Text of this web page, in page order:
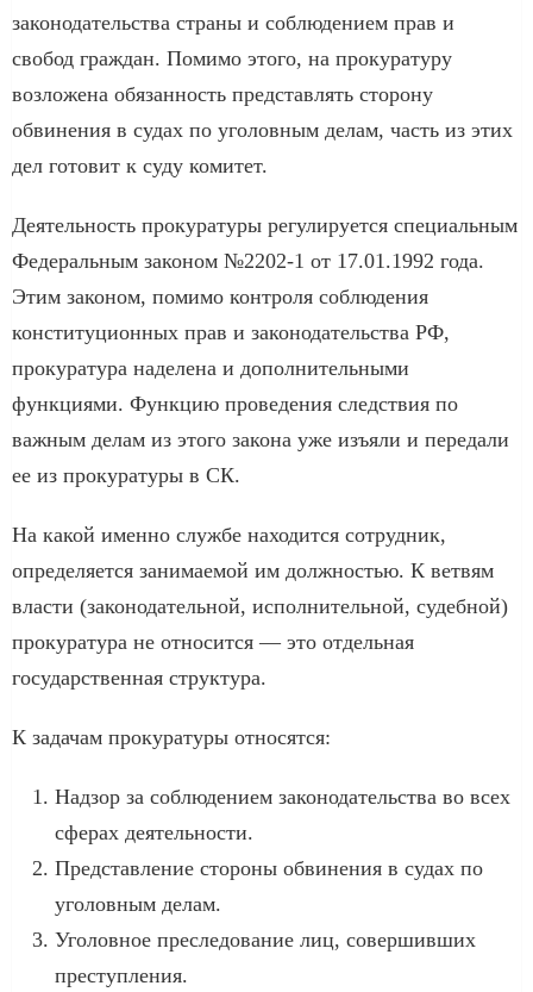
законодательства страны и соблюдением прав и
свобод граждан. Помимо этого, на прокуратуру
возложена обязанность представлять сторону
обвинения в судах по уголовным делам, часть из этих
дел готовит к суду комитет.
Деятельность прокуратуры регулируется специальным
Федеральным законом №2202-1 от 17.01.1992 года.
Этим законом, помимо контроля соблюдения
конституционных прав и законодательства РФ,
прокуратура наделена и дополнительными
функциями. Функцию проведения следствия по
важным делам из этого закона уже изъяли и передали
ее из прокуратуры в СК.
На какой именно службе находится сотрудник,
определяется занимаемой им должностью. К ветвям
власти (законодательной, исполнительной, судебной)
прокуратура не относится — это отдельная
государственная структура.
К задачам прокуратуры относятся:
Надзор за соблюдением законодательства во всех
сферах деятельности.
Представление стороны обвинения в судах по
уголовным делам.
Уголовное преследование лиц, совершивших
преступления.